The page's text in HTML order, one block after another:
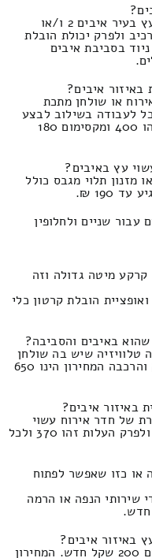
העלות להעברה של ארונית או ארון מעץ בעיר איבים 2 ו/או
ולפרק יכולת הובלת
בסביבת איבים
איבים?
או שולחן מתכת
לעבודה בשילוב לבצע
פירוק והרכבה באיזור איבים המחיר זהו 400 ומקסימום 180
עץ באיבים?
מזנון תלוי מגבס כולל
שניים ולחלופין
מיטה גדולה וזה
הובלת קרטון כלי
באיבים והסביבה?
שיש בה שולחן
מתכת הול מרכזי בהוספת לבצע פירוק והרכבה המחירון הינו 650
באיזור איבים?
של חדר אירוח עשוי
זכוכית או עצים או גבס פלוס להרכיב ולפרק העלות זהו 370 ולכל
או כזו שאפשר לפתוח
שירותי הנפה או הרמה
באיזור איבים?
התמחור הינו לכל הפחות 150 ומקסימום 200 שקל חדש. המחירון